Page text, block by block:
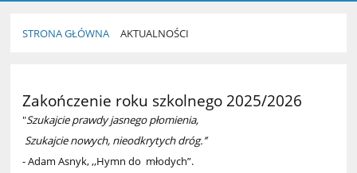
STRONA GŁÓWNA AKTUALNOŚCI
Zakończenie roku szkolnego 2025/2026
"Szukajcie prawdy jasnego płomienia,
Szukajcie nowych, nieodkrytych dróg.’’
- Adam Asnyk, ,,Hymn do młodych”.